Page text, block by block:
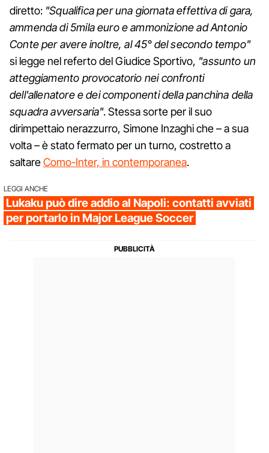
diretto: "Squalifica per una giornata effettiva di gara,
ammenda di 5mila euro e ammonizione ad Antonio
Conte per avere inoltre, al 45° del secondo tempo"
si legge nel referto del Giudice Sportivo, "assunto un
atteggiamento provocatorio nei confronti
dell'allenatore e dei componenti della panchina della
squadra avversaria". Stessa sorte per il suo
dirimpettaio nerazzurro, Simone Inzaghi che – a sua
volta – è stato fermato per un turno, costretto a
saltareComo-Inter, in contemporanea.
LEGGI ANCHE
Lukaku può dire addio al Napoli: contatti avviati
per portarlo in Major League Soccer